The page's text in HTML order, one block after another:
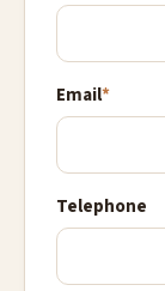
Email*
Telephone